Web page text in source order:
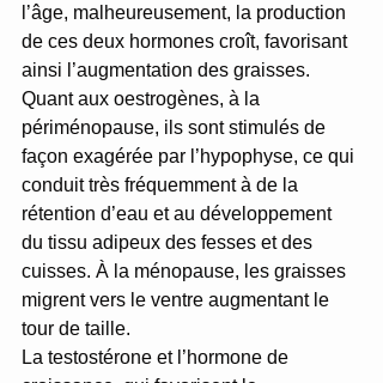
l’âge, malheureusement, la production
de ces deux hormones croît, favorisant
ainsi l’augmentation des graisses.
Quant aux oestrogènes, à la
périménopause, ils sont stimulés de
façon exagérée par l’hypophyse, ce qui
conduit très fréquemment à de la
rétention d’eau et au développement
du tissu adipeux des fesses et des
cuisses. À la ménopause, les graisses
migrent vers le ventre augmentant le
tour de taille.
La testostérone et l’hormone de